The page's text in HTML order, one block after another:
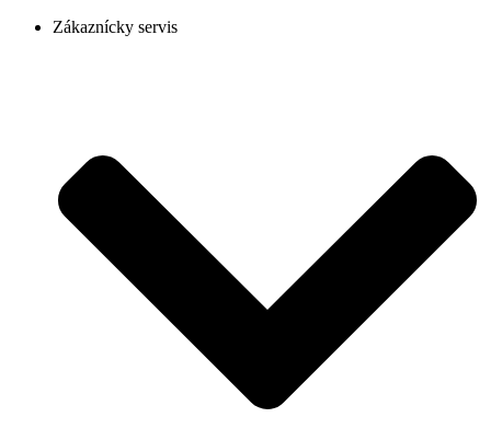
Zákaznícky servis